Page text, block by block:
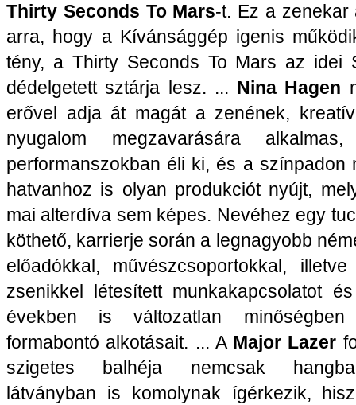
Thirty Seconds To Mars-t. Ez a zenekar
arra, hogy a Kívánsággép igenis
tény, a Thirty Seconds To Mars az idei
dédelgetett sztárja lesz. ... Nina Hagen
erővel adja át magát a zenének,
nyugalom megzavarására
performanszokban éli ki, és a színpadon
hatvanhoz is olyan produkciót nyújt,
mai alterdíva sem képes. Nevéhez egy
köthető, karrierje során a legnagyobb
előadókkal, művészcsoportokkal, illetve
zsenikkel létesített munkakapcsolatot
években is változatlan
formabontó alkotásait. ... A Major Lazer
szigetes balhéja nemcsak
látványban is komolynak ígérkezik,